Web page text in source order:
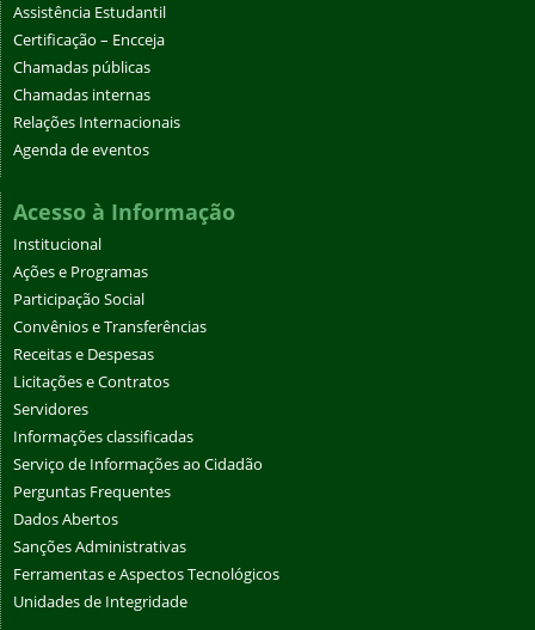
Assistência Estudantil
Certificação – Encceja
Chamadas públicas
Chamadas internas
Relações Internacionais
Agenda de eventos
Acesso à Informação
Institucional
Ações e Programas
Participação Social
Convênios e Transferências
Receitas e Despesas
Licitações e Contratos
Servidores
Informações classificadas
Serviço de Informações ao Cidadão
Perguntas Frequentes
Dados Abertos
Sanções Administrativas
Ferramentas e Aspectos Tecnológicos
Unidades de Integridade